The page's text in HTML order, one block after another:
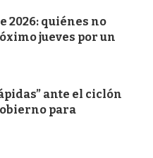
2026: quiénes no
jueves por un
ante el ciclón
para